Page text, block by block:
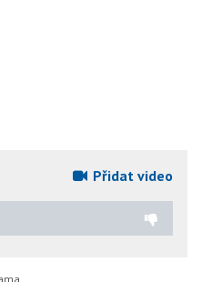
Přidat video